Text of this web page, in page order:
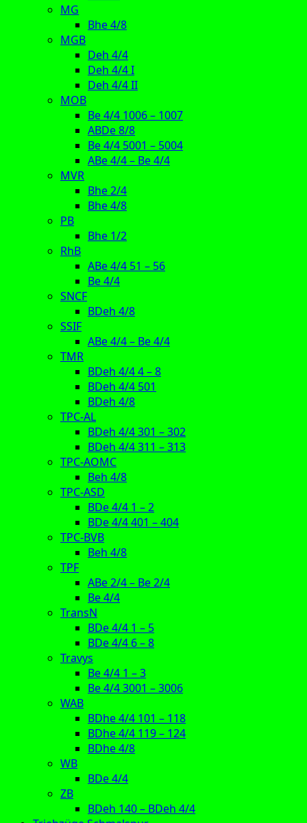
MG
Bhe 4/8
MGB
Deh 4/4
Deh 4/4 I
Deh 4/4 II
MOB
Be 4/4 1006 – 1007
ABDe 8/8
Be 4/4 5001 – 5004
ABe 4/4 – Be 4/4
MVR
Bhe 2/4
Bhe 4/8
PB
Bhe 1/2
RhB
ABe 4/4 51 – 56
Be 4/4
SNCF
BDeh 4/8
SSIF
ABe 4/4 – Be 4/4
TMR
BDeh 4/4 4 – 8
BDeh 4/4 501
BDeh 4/8
TPC-AL
BDeh 4/4 301 – 302
BDeh 4/4 311 – 313
TPC-AOMC
Beh 4/8
TPC-ASD
BDe 4/4 1 – 2
BDe 4/4 401 – 404
TPC-BVB
Beh 4/8
TPF
ABe 2/4 – Be 2/4
Be 4/4
TransN
BDe 4/4 1 – 5
BDe 4/4 6 – 8
Travys
Be 4/4 1 – 3
Be 4/4 3001 – 3006
WAB
BDhe 4/4 101 – 118
BDhe 4/4 119 – 124
BDhe 4/8
WB
BDe 4/4
ZB
BDeh 140 – BDeh 4/4